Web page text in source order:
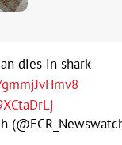
dies in shark